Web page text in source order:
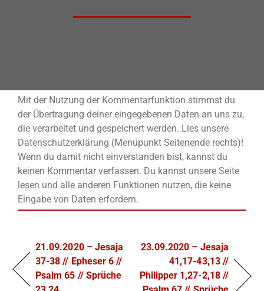
Mit der Nutzung der Kommentarfunktion stimmst du
der Übertragung deiner eingegebenen Daten an uns zu,
die verarbeitet und gespeichert werden. Lies unsere
Datenschutzerklärung (Menüpunkt Seitenende rechts)!
Wenn du damit nicht einverstanden bist, kannst du
keinen Kommentar verfassen. Du kannst unsere Seite
lesen und alle anderen Funktionen nutzen, die keine
Eingabe von Daten erfordern.
21.09.2020 – Jesaja
37-38 // Epheser 6 //
Psalm 65 // Sprüche
23.09.2020 – Jesaja
41,17-43,13 //
Philipper 1,27-2,18 //